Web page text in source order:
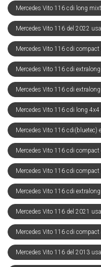
Mercedes Vito 116 cdi long
Mercedes Vito 116 del 2022
Mercedes Vito 116 cdi
Mercedes Vito 116 cdi
Mercedes Vito 116 cdi
Mercedes Vito 116 cdi long
Mercedes Vito 116 cdi(bluetec)
Mercedes Vito 116 cdi compact
Mercedes Vito 116 cdi
Mercedes Vito 116 cdi
Mercedes Vito 116 del 2021
Mercedes Vito 116 cdi
Mercedes Vito 116 del 2013